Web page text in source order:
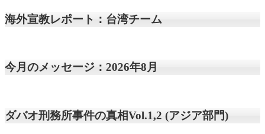
海外宣教レポート：台湾チーム
今月のメッセージ：2026年8月
ダバオ刑務所事件の真相Vol.1,2 (アジア部門)